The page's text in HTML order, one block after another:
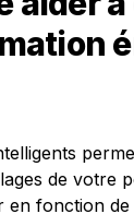
de votre
en fonction